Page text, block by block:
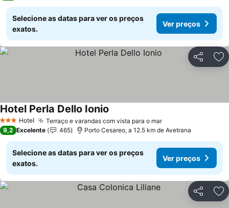
Selecione as datas para ver os preços
exatos.
Ver preços
Partilhar
3 EstrelasHotel Terraço e varandas com vista para o marVer preços
Hotel Perla Dello Ionio
9,2 Excelente 465 Porto Cesareo, a 12.5 km de Avetrana
Selecione as datas para ver os preços
exatos.
Ver preços
Partilhar